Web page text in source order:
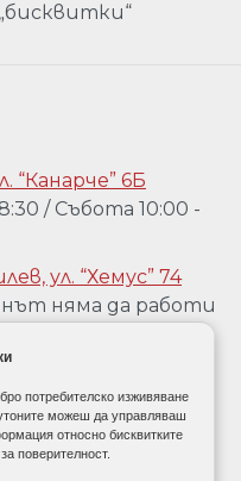
„бисквитки“
“Канарче” 6Б
/ Събота 10:00 -
ул. “Хемус” 74
няма да работи
да го посетете,
на телефон:
потребителско изживяване
можеш да управляваш
относно бисквитките
поверителност.